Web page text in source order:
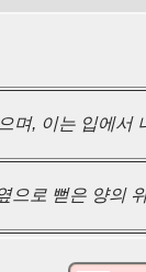
며, 이는 입에서
으로 뻗은 양의